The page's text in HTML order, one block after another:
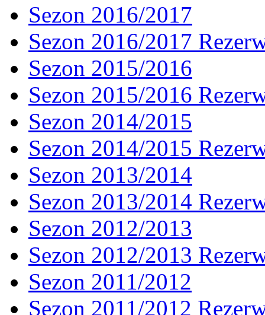
Sezon 2016/2017
Sezon 2016/2017
Sezon 2015/2016
Sezon 2015/2016
Sezon 2014/2015
Sezon 2014/2015
Sezon 2013/2014
Sezon 2013/2014
Sezon 2012/2013
Sezon 2012/2013
Sezon 2011/2012
Sezon 2011/2012